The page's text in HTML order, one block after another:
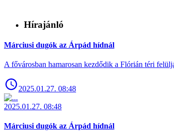
Hírajánló
Márciusi dugók az Árpád hídnál
A fővárosban hamarosan kezdődik a Flórián téri
2025.01.27. 08:48
2025.01.27. 08:48
Márciusi dugók az Árpád hídnál